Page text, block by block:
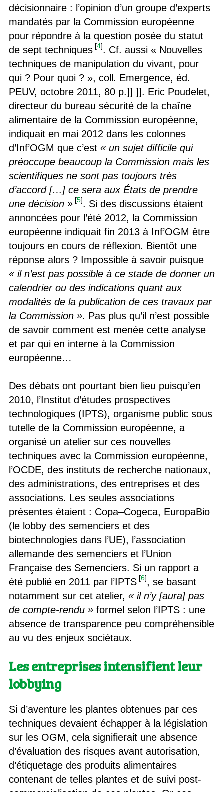
décisionnaire : l’opinion d’un groupe d’experts
mandatés par la Commission européenne
pour répondre à la question posée du statut
de sept techniques [4]. Cf. aussi « Nouvelles
techniques de manipulation du vivant, pour
qui ? Pour quoi ? », coll. Emergence, éd.
PEUV, octobre 2011, 80 p.]] ]]. Eric Poudelet,
directeur du bureau sécurité de la chaîne
alimentaire de la Commission européenne,
indiquait en mai 2012 dans les colonnes
d’Inf’OGM que c’est « un sujet difficile qui
préoccupe beaucoup la Commission mais les
scientifiques ne sont pas toujours très
d’accord […] ce sera aux États de prendre
une décision » [5]. Si des discussions étaient
annoncées pour l’été 2012, la Commission
européenne indiquait fin 2013 à Inf’OGM être
toujours en cours de réflexion. Bientôt une
réponse alors ? Impossible à savoir puisque
« il n’est pas possible à ce stade de donner un
calendrier ou des indications quant aux
modalités de la publication de ces travaux par
la Commission ». Pas plus qu’il n’est possible
de savoir comment est menée cette analyse
et par qui en interne à la Commission
européenne…
Des débats ont pourtant bien lieu puisqu’en
2010, l’Institut d’études prospectives
technologiques (IPTS), organisme public sous
tutelle de la Commission européenne, a
organisé un atelier sur ces nouvelles
techniques avec la Commission européenne,
l’OCDE, des instituts de recherche nationaux,
des administrations, des entreprises et des
associations. Les seules associations
présentes étaient : Copa–Cogeca, EuropaBio
(le lobby des semenciers et des
biotechnologies dans l’UE), l’association
allemande des semenciers et l’Union
Française des Semenciers. Si un rapport a
été publié en 2011 par l’IPTS [6], se basant
notamment sur cet atelier, « il n’y [aura] pas
de compte-rendu »formel selon l’IPTS : une
absence de transparence peu compréhensible
au vu des enjeux sociétaux.
Les entreprises intensifient leur
lobbying
Si d’aventure les plantes obtenues par ces
techniques devaient échapper à la législation
sur les OGM, cela signifierait une absence
d’évaluation des risques avant autorisation,
d’étiquetage des produits alimentaires
contenant de telles plantes et de suivi post-